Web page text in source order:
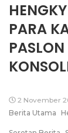
PARA
2 November
Berita Utama